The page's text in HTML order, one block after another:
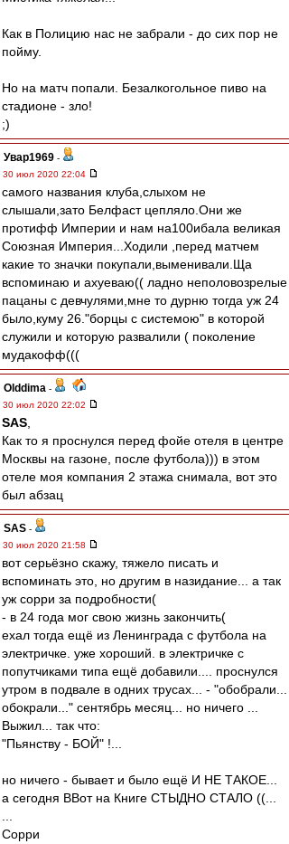
Как в Полицию нас не забрали - до сих пор не
пойму.
Но на матч попали. Безалкогольное пиво на
стадионе - зло!
;)
Увар1969 -
30 июл 2020 22:04
самого названия клуба,слыхом не
слышали,зато Белфаст цепляло.Они же
протифф Империи и нам на100ибала великая
Союзная Империя...Ходили ,перед матчем
какие то значки покупали,выменивали.Ща
вспоминаю и аxyeваю(( ладно неполовозрелые
пацаны с девчулями,мне то дурню тогда уж 24
было,куму 26."борцы с системою" в которой
служили и которую развалили ( поколение
мудакофф(((
Olddima -
30 июл 2020 22:02
SAS
Как то я проснулся перед фойе отеля в центре
Москвы на газоне, после футбола))) в этом
отеле моя компания 2 этажа снимала, вот это
был абзац
SAS -
30 июл 2020 21:58
вот серьёзно скажу, тяжело писать и
вспоминать это, но другим в назидание... а так
уж сорри за подробности(
- в 24 года мог свою жизнь закончить(
ехал тогда ещё из Ленинграда с футбола на
электричке. уже хороший. в электричке с
попутчиками типа ещё добавили.... проснулся
утром в подвале в одних трусах... - "обобрали...
обокрали..." сентябрь месяц... но ничего ...
Выжил... так что:
"Пьянству - БОЙ" !...
но ничего - бывает и было ещё И НЕ ТАКОЕ...
а сегодня ВВот на Книге СТЫДНО СТАЛО ((...
Сорри